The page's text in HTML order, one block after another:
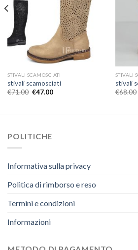
STIVALI SCAMOSCIATI
stivali scamosciati
€71.00 €47.00
STIVALI
stivali
€68.00
POLITICHE
Informativa sulla privacy
Politica di rimborso e reso
Termini e condizioni
Informazioni